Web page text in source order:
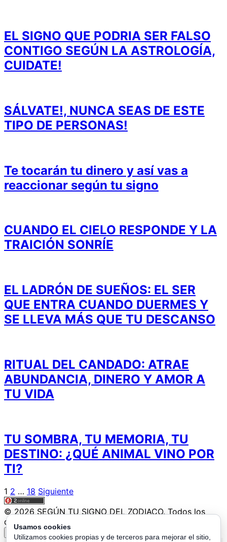
EL SIGNO QUE PODRIA SER FALSO
CONTIGO SEGÚN LA ASTROLOGÍA,
CUIDATE!
SÁLVATE!, NUNCA SEAS DE ESTE
TIPO DE PERSONAS!
Te tocarán tu dinero y así vas a
reaccionar según tu signo
CUANDO EL CIELO RESPONDE Y LA
TRAICIÓN SONRÍE
EL LADRÓN DE SUEÑOS: EL SER
QUE ENTRA CUANDO DUERMES Y
SE LLEVA MÁS QUE TU DESCANSO
RITUAL DEL CANDADO: ATRAE
ABUNDANCIA, DINERO Y AMOR A
TU VIDA
TU SOMBRA, TU MEMORIA, TU
DESTINO: ¿QUÉ ANIMAL VINO POR
TI?
Paginación
de
entradas
1 2 … 18 Siguiente
© 2026 SEGÚN TU SIGNO DEL ZODIACO. Todos los
derechos reservados.
Usamos cookies
Utilizamos cookies propias y de terceros para mejorar el sitio,